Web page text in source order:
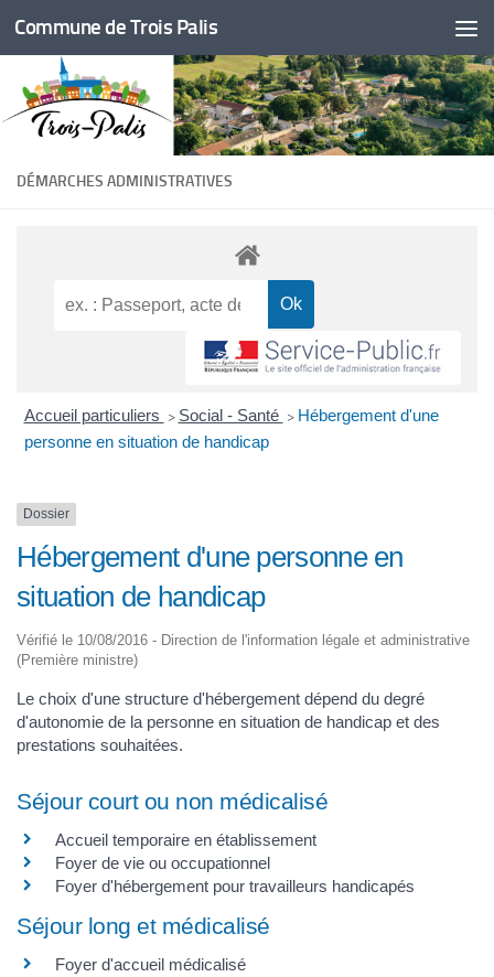
Skip to content
Commune de Trois Palis
DÉMARCHES ADMINISTRATIVES
Accueil particuliers > Social - Santé > Hébergement d'une
personne en situation de handicap
Dossier
Hébergement d'une personne en
situation de handicap
Vérifié le 10/08/2016 - Direction de l'information légale et administrative
(Première ministre)
Le choix d'une structure d'hébergement dépend du degré
d'autonomie de la personne en situation de handicap et des
prestations souhaitées.
Séjour court ou non médicalisé
Accueil temporaire en établissement
Foyer de vie ou occupationnel
Foyer d'hébergement pour travailleurs handicapés
Séjour long et médicalisé
Foyer d'accueil médicalisé